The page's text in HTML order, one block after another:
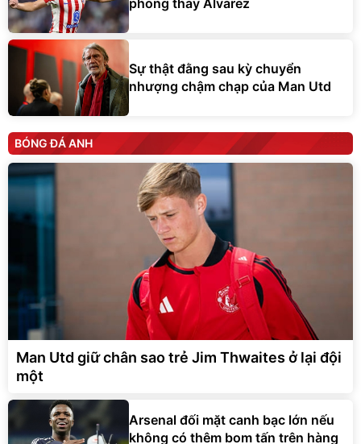
phong thay Alvarez
Sự thật đằng sau kỳ chuyển
nhượng chậm chạp của Man Utd
BÓNG ĐÁ ANH
Man Utd giữ chân sao trẻ Jim Thwaites ở lại đội
một
Arsenal đối mặt canh bạc lớn nếu
không có thêm bom tấn trên hàng